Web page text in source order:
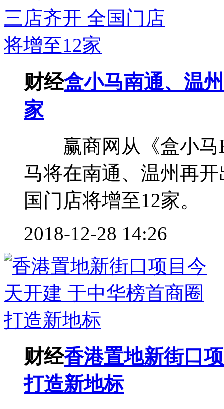
财经盒小马南通、温
家
赢商网从《盒小马
马将在南通、温州再
国门店将增至12家
2018-12-28 14:26
财经香港置地新街口
打造新地标